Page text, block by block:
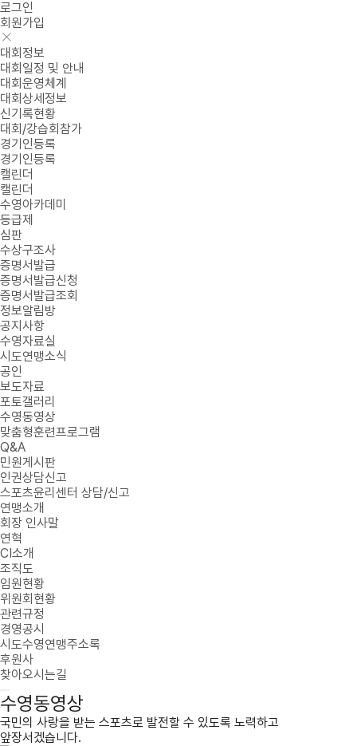
로그인
회원가입
대회정보
대회일정 및 안내
대회운영체계
대회상세정보
신기록현황
대회/강습회참가
경기인등록
경기인등록
캘린더
캘린더
수영아카데미
등급제
심판
수상구조사
증명서발급
증명서발급신청
증명서발급조회
정보알림방
공지사항
수영자료실
시도연맹소식
공인
보도자료
포토갤러리
수영동영상
맞춤형훈련프로그램
Q&A
민원게시판
인권상담신고
스포츠윤리센터 상담/신고
연맹소개
회장 인사말
연혁
CI소개
조직도
임원현황
위원회현황
관련규정
경영공시
시도수영연맹주소록
후원사
찾아오시는길
수영동영상
국민의 사랑을 받는 스포츠로 발전할 수 있도록 노력하고
앞장서겠습니다.